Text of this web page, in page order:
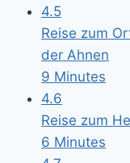
4.5
Reise zum
der Ahnen
9 Minutes
4.6
Reise zum
6 Minutes